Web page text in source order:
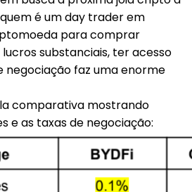
é um day trader em
para comprar
substanciais, ter acesso
negociação faz uma enorme
comparativa mostrando
e as taxas de negociação: